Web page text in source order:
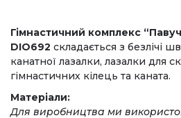
Гімнастичний комплекс
DIO692 складається з безлічі
канатної лазалки, лазалки для
гімнастичних кілець та каната.
Матеріали:
Для виробництва ми